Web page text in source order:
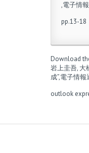
,電子情
pp.13-18
Download
岩上圭吾, 大
成”,電子情
outlook